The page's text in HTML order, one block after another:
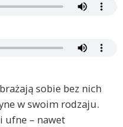
sobie bez nich
w swoim rodzaju.
ufne – nawet